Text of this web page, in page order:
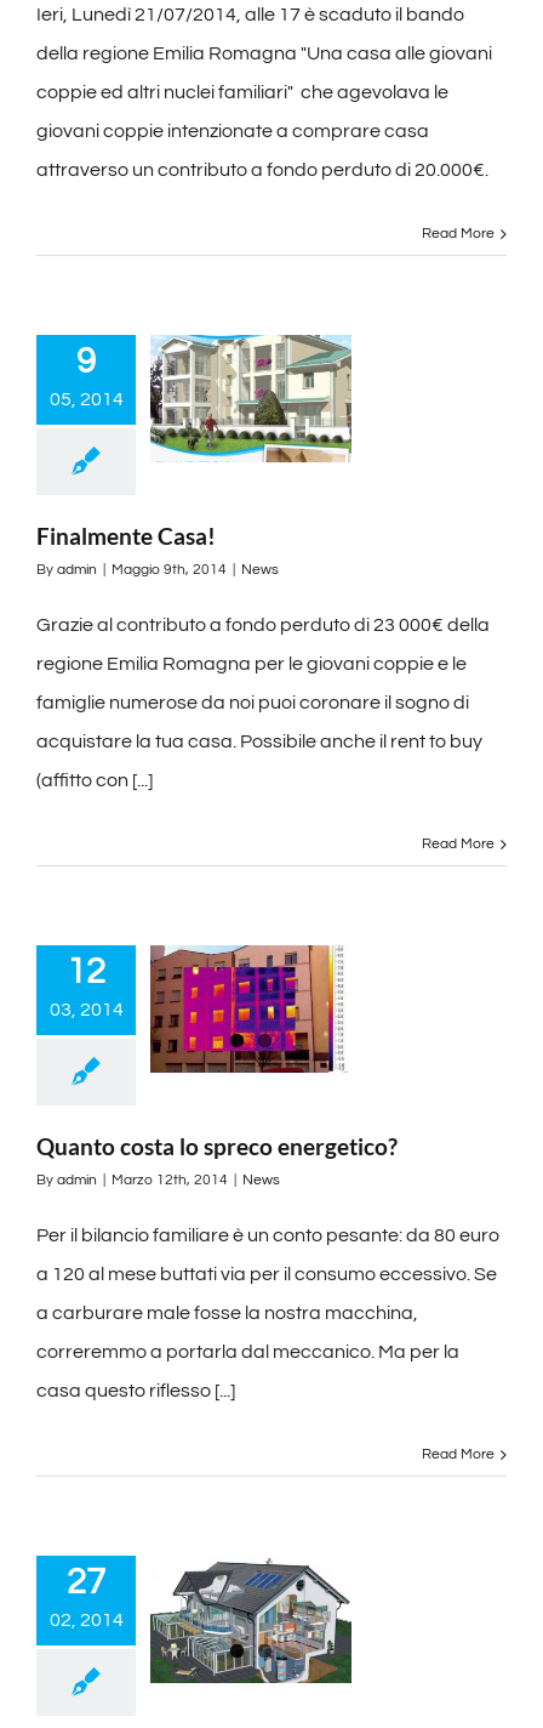
Ieri, Lunedì 21/07/2014, alle 17 è scaduto il bando
della regione Emilia Romagna "Una casa alle giovani
coppie ed altri nuclei familiari" che agevolava le
giovani coppie intenzionate a comprare casa
attraverso un contributo a fondo perduto di 20.000€.
Read More
9
05, 2014
Finalmente Casa!
By admin Maggio 9th, 2014 News
Grazie al contributo a fondo perduto di 23 000€ della
regione Emilia Romagna per le giovani coppie e le
famiglie numerose da noi puoi coronare il sogno di
acquistare la tua casa. Possibile anche il rent to buy
(affitto con [...]
Read More
12
03, 2014
Quanto costa lo spreco energetico?
By admin Marzo 12th, 2014 News
Per il bilancio familiare è un conto pesante: da 80 euro
a 120 al mese buttati via per il consumo eccessivo. Se
a carburare male fosse la nostra macchina,
correremmo a portarla dal meccanico. Ma per la
casa questo riflesso [...]
Read More
27
02, 2014